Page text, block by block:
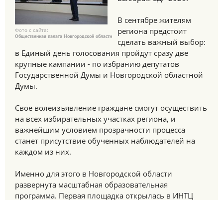
Фото с сайта:
Общественная палата Новгородской области
В сентябре жителям
региона предстоит
сделать важный выбор:
в Единый день голосования пройдут сразу две
крупные кампании - по избранию депутатов
Государственной Думы и Новгородской областной
Думы.
Свое волеизъявление граждане смогут осуществить
на всех избирательных участках региона, и
важнейшим условием прозрачности процесса
станет присутствие обученных наблюдателей на
каждом из них.
Именно для этого в Новгородской области
развернута масштабная образовательная
программа. Первая площадка открылась в ИНТЦ